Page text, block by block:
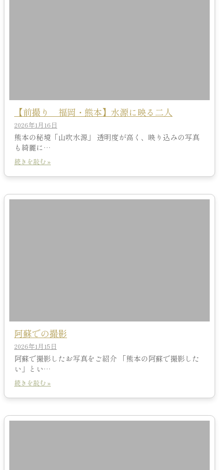
【前撮り 福岡・熊本】水源に映る二人
2026年1月16日
熊本の秘境「山吹水源」 透明度が高く、映り込みの写真
も綺麗に…
続きを読む »
阿蘇での撮影
2026年1月15日
阿蘇で撮影したお写真をご紹介 「熊本の阿蘇で撮影した
い」とい…
続きを読む »